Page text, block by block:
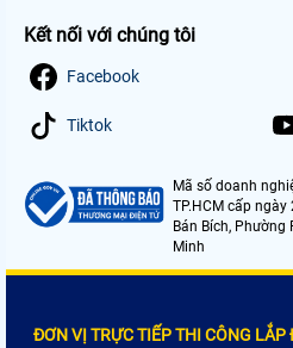
Kết nối với chúng tôi
Facebook
Tiktok
Mã số doanh
TP.HCM cấp
Bán Bích,
Minh
ĐƠN VỊ TRỰC TIẾP THI CÔNG LẮP